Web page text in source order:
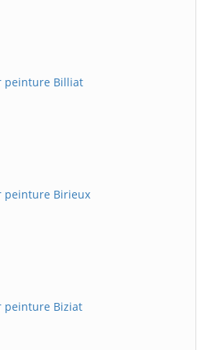
peinture Billiat
peinture Birieux
peinture Biziat